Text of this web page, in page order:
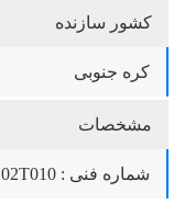
کشور سازنده
کره جنوبی
مشخصات
شماره فنی : 527102T010